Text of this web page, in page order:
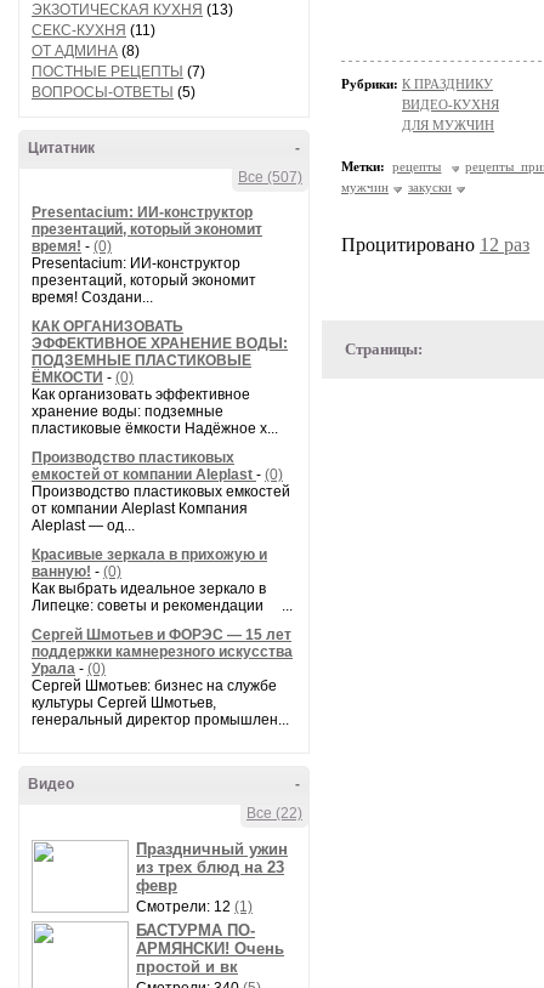
ЭКЗОТИЧЕСКАЯ КУХНЯ (13)
СЕКС-КУХНЯ (11)
ОТ АДМИНА (8)
ПОСТНЫЕ РЕЦЕПТЫ (7)
ВОПРОСЫ-ОТВЕТЫ (5)
-
Цитатник
Все (507)
Presentacium: ИИ‑конструктор
презентаций, который экономит
время! - (0)
Presentacium: ИИ‑конструктор
презентаций, который экономит
время! Создани...
КАК ОРГАНИЗОВАТЬ
ЭФФЕКТИВНОЕ ХРАНЕНИЕ ВОДЫ:
ПОДЗЕМНЫЕ ПЛАСТИКОВЫЕ
ЁМКОСТИ - (0)
Как организовать эффективное
хранение воды: подземные
пластиковые ёмкости Надёжное х...
Производство пластиковых
емкостей от компании Aleplast - (0)
Производство пластиковых емкостей
от компании Aleplast Компания
Aleplast — од...
Красивые зеркала в прихожую и
ванную! - (0)
Как выбрать идеальное зеркало в
Липецке: советы и рекомендации ...
Сергей Шмотьев и ФОРЭС — 15 лет
поддержки камнерезного искусства
Урала - (0)
Сергей Шмотьев: бизнес на службе
культуры Сергей Шмотьев,
генеральный директор промышлен...
-
Видео
Все (22)
Праздничный ужин
из трех блюд на 23
февр
Смотрели: 12 (1)
БАСТУРМА ПО-
АРМЯНСКИ! Очень
простой и вк
Рубрики: К ПРАЗДНИКУ
ВИДЕО-КУХНЯ
ДЛЯ МУЖЧИН
Метки: рецепты
рецепты
мужчин
закуски
Процитировано 12 раз
Страницы: